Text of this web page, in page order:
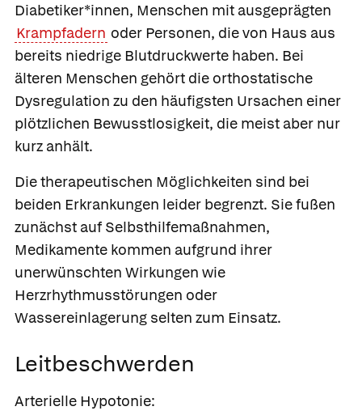
Diabetiker*innen, Menschen mit ausgeprägten
Krampfadern oder Personen, die von Haus aus
bereits niedrige Blutdruckwerte haben. Bei
älteren Menschen gehört die orthostatische
Dysregulation zu den häufigsten Ursachen einer
plötzlichen Bewusstlosigkeit, die meist aber nur
kurz anhält.
Die therapeutischen Möglichkeiten sind bei
beiden Erkrankungen leider begrenzt. Sie fußen
zunächst auf Selbsthilfemaßnahmen,
Medikamente kommen aufgrund ihrer
unerwünschten Wirkungen wie
Herzrhythmusstörungen oder
Wassereinlagerung selten zum Einsatz.
Leitbeschwerden
Arterielle Hypotonie: